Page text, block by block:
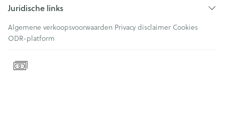
Juridische links
Algemene verkoopsvoorwaarden Privacy disclaimer Cookies
ODR-platform